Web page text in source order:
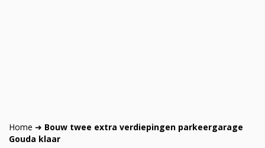
Home ➜ Bouw twee extra verdiepingen parkeergarage
Gouda klaar